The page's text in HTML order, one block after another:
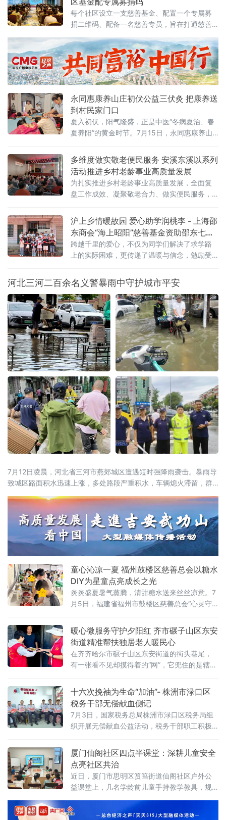
每个社区设立一支慈善基金、配置一个专属募
捐二维码、配备一名慈善专员，旨在打通慈善
2026年度基层慈善工作专题座谈会上，这一模
式获得民政部门肯定。福州市民政局福利慈善
处处长韩云表示，该模式务实可行，具有良好
的示范推广价值。据鼓楼区慈善总会介绍，社
永同惠康养山庄初伏公益三伏灸 把康养送
到村民家门口
夏入初伏，阳气隆盛，正是中医“冬病夏治、春
夏养阳”的黄金时节。7月15日，永同惠康养山
乡亲暖心推出的初伏公益三伏灸活动圆满举
办。这场没有繁杂流程、不设参与门槛的家门
口康养惠民行动，以专业古法艾灸、贴心便民
服务，把传统中医药的温热守护送到村民身
边，让千年养生智慧真正融入寻常百姓的夏日
多维度做实敬老便民服务 安溪东溪以系列
活动推进乡村老龄事业高质量发展
为扎实推进乡村老龄事业高质量发展，全面复
盘工作成效、凝聚敬老合力、做实便民服务，7
体活动中心开展2026年上半年工作总结、红色
宣讲、反诈科普、眼科义诊、爱心供餐及入户
慰问等系列敬老惠民活动。
沪上乡情暖故园 爱心助学润桃李 - 上海邵
东商会“海上昭阳”慈善基金资助邵东七中
困难学子
跨越千里的爱心，不仅为同学们解决了求学路
上的实际困难，更传递了温暖与信念，勉励受
脚踏实
河北三河二百余名义警暴雨中守护城市平安
7月12日凌晨，河北省三河市燕郊城区遭遇短时强降雨袭击。暴雨导
致城区路面积水迅速上涨，多处路段严重积水，车辆熄火滞留，群
组织200余名队员奔赴一线，开展交通疏导、抢险救援和隐患排查工
作。12日凌晨起，燕郊城区雨势猛烈，主次干道多处积水，部分路
段通行中断。平安义警队、银龄关爱义警队、环保义警队三支队伍
迅速响
童心沁凉一夏 福州鼓楼区慈善总会以糖水
DIY为星童点亮成长之光
炎炎盛夏暑气蒸腾，清甜糖水送来丝丝凉意。7
月5日，福建省福州市鼓楼区慈善总会“心灵守
水·童心沁凉一夏）在福建省体育中心“心灵守
望”融合基地温情启幕。十余组星童家庭与志愿
者齐聚一堂，以食育DIY驱散酷暑，在动手实践
中收获陪伴与成长。活动前期，工作人员精心
筹备全套食材，牛乳、椰汁搭配西瓜、火龙
暖心微服务守护夕阳红 齐市碾子山区东安
街道精准帮扶独居老人暖民心
在齐齐哈尔市碾子山区东安街道的街头巷尾，
有一张看不见却摸得着的“网”，它兜住的是辖区
情暖意。东安街道立足实际，创新实施“一人一
策”精准帮扶工作法，用常态化、全方位的贴心
服务，为独居老人的晚年生活撑起了一片晴
空。
十六次挽袖为生命“加油”- 株洲市渌口区
税务干部无偿献血侧记
7月3日，国家税务总局株洲市渌口区税务局组
织开展无偿献血公益活动，税务干部职工积极
社会温情，以实际行动诠释责任担当。活动现
场秩序井然，参加献血的干部职工在医护人员
引导下，依次完成信息登记、血压测量、血液
初筛等流程，分批有序挽袖献血。队伍中，既
有坚持多年参与公益的老同志，也有初次上阵
的年轻面孔。一袋袋殷红血液，汇聚成税务人
对生命的守护与
厦门仙阁社区四点半课堂：深耕儿童安全
点亮社区共治
近日，厦门市思明区筼筜街道仙阁社区户外公
益课堂上，几名学龄前儿童手持教学教具，规
场家长阵阵掌声。